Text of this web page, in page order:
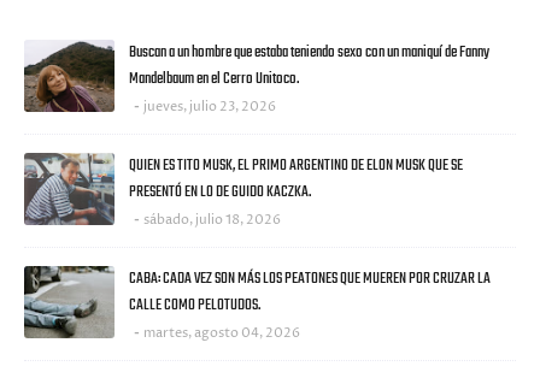
Buscan a un hombre que estaba teniendo sexo con un maniquí de Fanny
Mandelbaum en el Cerro Unitoco.
jueves, julio 23, 2026
QUIEN ES TITO MUSK, EL PRIMO ARGENTINO DE ELON MUSK QUE SE
PRESENTÓ EN LO DE GUIDO KACZKA.
sábado, julio 18, 2026
CABA: CADA VEZ SON MÁS LOS PEATONES QUE MUEREN POR CRUZAR LA
CALLE COMO PELOTUDOS.
martes, agosto 04, 2026